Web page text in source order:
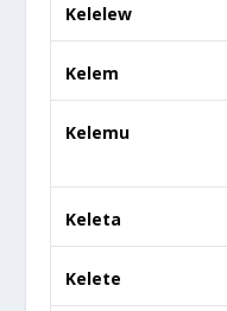
Kelelew
Kelem
Kelemu
Keleta
Kelete